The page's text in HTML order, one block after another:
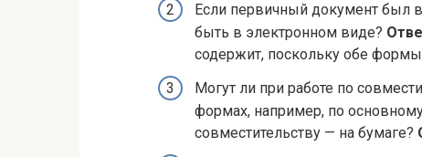
Если первичный документ был
быть в электронном виде?
содержит, поскольку обе
Могут ли при работе по
формах, например, по
совместительству — на бумаге?